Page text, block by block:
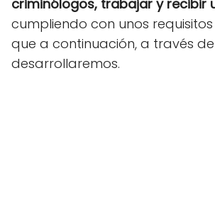
criminólogos, trabajar y recibir
cumpliendo con unos requisitos
que a continuación, a través
desarrollaremos.